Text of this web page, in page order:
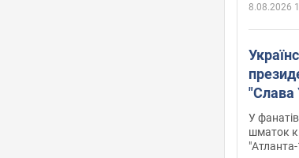
8.08.2026
"Слава
У
шматок